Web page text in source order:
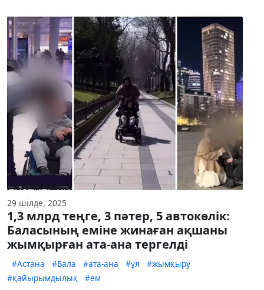
29 шілде, 2025
1,3 млрд теңге, 3 пәтер, 5 автокөлік:
Баласының еміне жинаған ақшаны
жымқырған ата-ана тергелді
#Астана #Бала #ата-ана #ұл
#жымқыру
#қайырымдылық
#ем